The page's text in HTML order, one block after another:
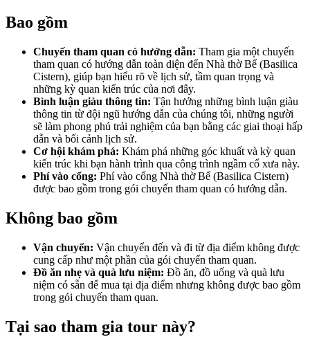
Bao gồm
Chuyến tham quan có hướng dẫn: Tham gia một chuyến
tham quan có hướng dẫn toàn diện đến Nhà thờ Bể (Basilica
Cistern), giúp bạn hiểu rõ về lịch sử, tầm quan trọng và
những kỳ quan kiến trúc của nơi đây.
Bình luận giàu thông tin: Tận hưởng những bình luận giàu
thông tin từ đội ngũ hướng dẫn của chúng tôi, những người
sẽ làm phong phú trải nghiệm của bạn bằng các giai thoại hấp
dẫn và bối cảnh lịch sử.
Cơ hội khám phá: Khám phá những góc khuất và kỳ quan
kiến trúc khi bạn hành trình qua công trình ngầm cổ xưa này.
Phí vào cổng: Phí vào cổng Nhà thờ Bể (Basilica Cistern)
được bao gồm trong gói chuyến tham quan có hướng dẫn.
Không bao gồm
Vận chuyển: Vận chuyển đến và đi từ địa điểm không được
cung cấp như một phần của gói chuyến tham quan.
Đồ ăn nhẹ và quà lưu niệm: Đồ ăn, đồ uống và quà lưu
niệm có sẵn để mua tại địa điểm nhưng không được bao gồm
trong gói chuyến tham quan.
Tại sao tham gia tour này?